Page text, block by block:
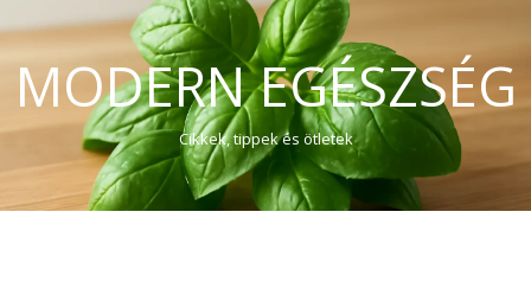
MODERN EGÉSZSÉG
Cikkek, tippek és ötletek